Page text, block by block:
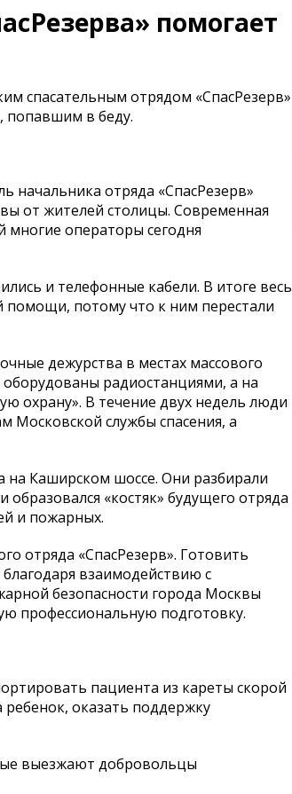
помогает
спасательным отрядом «СпасРезерв»
попавшим в беду.
начальника отряда «СпасРезерв»
от жителей столицы. Современная
операторы сегодня
и телефонные кабели. В итоге весь
помощи, потому что к ним перестали
дежурства в местах массового
радиостанциями, а на
охрану». В течение двух недель люди
службы спасения, а
Каширском шоссе. Они разбирали
«костяк» будущего отряда
и пожарных.
отряда «СпасРезерв». Готовить
взаимодействию с
безопасности города Москвы
профессиональную подготовку.
пациента из кареты скорой
оказать поддержку
выезжают добровольцы